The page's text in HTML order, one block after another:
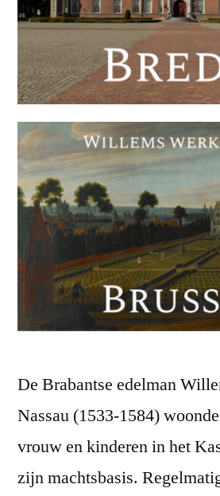
De Brabantse edelman
Nassau (1533-1584)
vrouw en kinderen in het
zijn machtsbasis.